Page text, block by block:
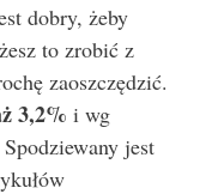
dobry, żeby
to zrobić z
zaoszczędzić.
3,2% i wg
jest